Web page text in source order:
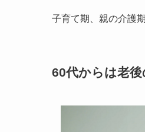
子育て期、親の介護
60代からは老